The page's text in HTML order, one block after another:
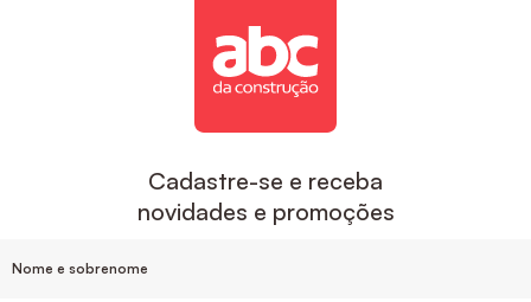
Cadastre-se e receba
novidades e promoções